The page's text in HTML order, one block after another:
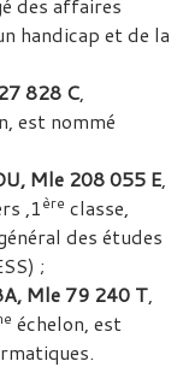
handicap et de la
828 C,
est nommé
Mle 208 055 E,
,1ère classe,
des études
;
Mle 79 240 T,
échelon, est